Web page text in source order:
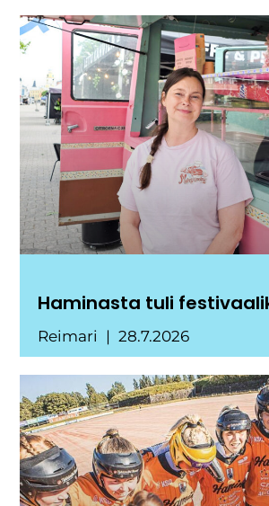
Haminasta tuli
Reimari 28.7.2026